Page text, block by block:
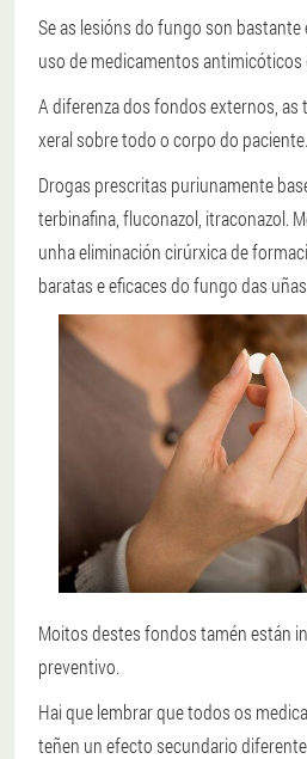
Se as lesións do fungo son
uso de medicamentos antimicóticos
A diferenza dos fondos externos,
xeral sobre todo o corpo do paciente.
Drogas prescritas puriunamente
terbinafina, fluconazol, itraconazol.
unha eliminación cirúrxica de
baratas e eficaces do fungo das
Moitos destes fondos tamén están
preventivo.
Hai que lembrar que todos os
teñen un efecto secundario